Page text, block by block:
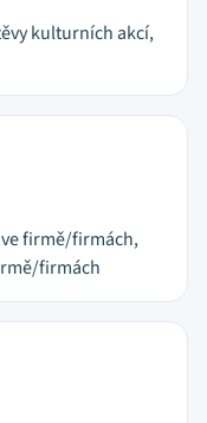
kulturních akcí,
firmě/firmách,
firmách